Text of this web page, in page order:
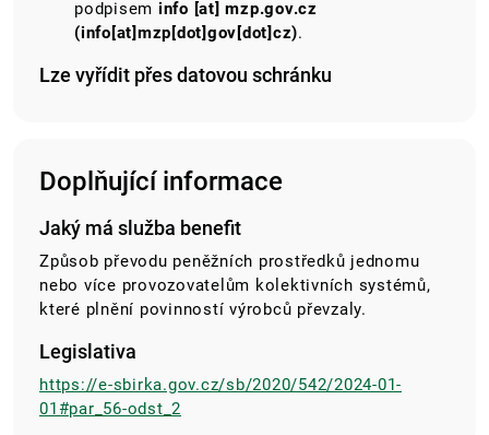
podpisem info [at]mzp.gov.cz
(info[at]mzp[dot]gov[dot]cz).
Lze vyřídit přes datovou schránku
Doplňující informace
Jaký má služba benefit
Způsob převodu peněžních prostředků jednomu
nebo více provozovatelům kolektivních systémů,
které plnění povinností výrobců převzaly.
Legislativa
https://e-sbirka.gov.cz/sb/2020/542/2024-01-
01#par_56-odst_2